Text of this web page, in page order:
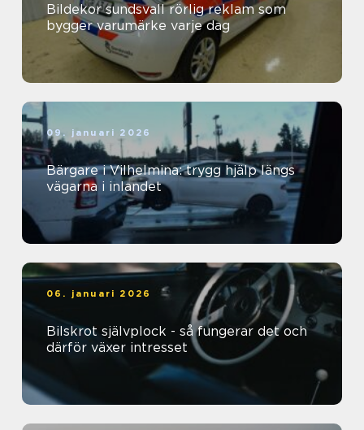
Bildekor sundsvall rörlig reklam som
bygger varumärke varje dag
09. januari 2026
Bärgare i Vilhelmina: trygg hjälp längs
vägarna i inlandet
06. januari 2026
Bilskrot självplock - så fungerar det och
därför växer intresset